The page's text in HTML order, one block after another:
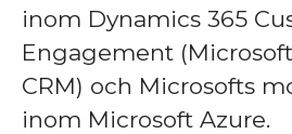
inom Dynamics 365
Engagement
CRM) och Microsofts
inom Microsoft Azure.